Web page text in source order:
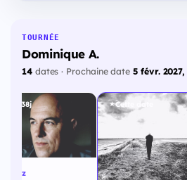
TOURNÉE
Dominique A.
14dates · Prochaine date5 févr.
238j
Metz
Cette date